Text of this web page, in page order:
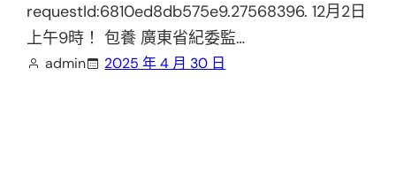
requestId:6810ed8db575e9.27568396. 12月2日
上午9時！ 包養 廣東省紀委監…
admin 2025 年 4 月 30 日